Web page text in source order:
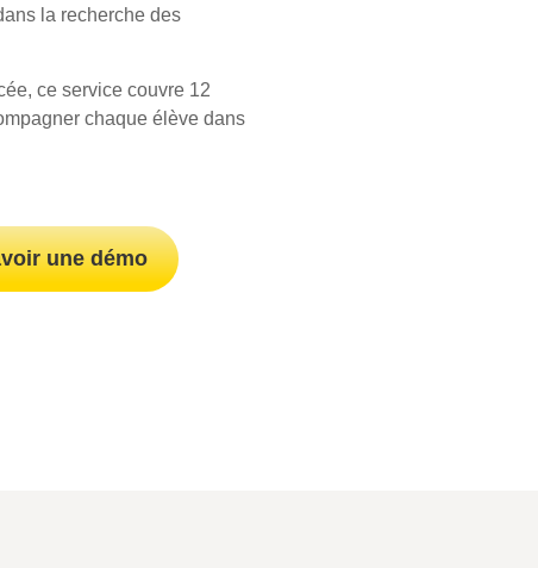
la recherche des
ce service couvre 12
chaque élève dans
une démo